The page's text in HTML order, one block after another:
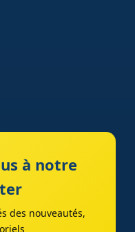
à notre
des nouveautés,